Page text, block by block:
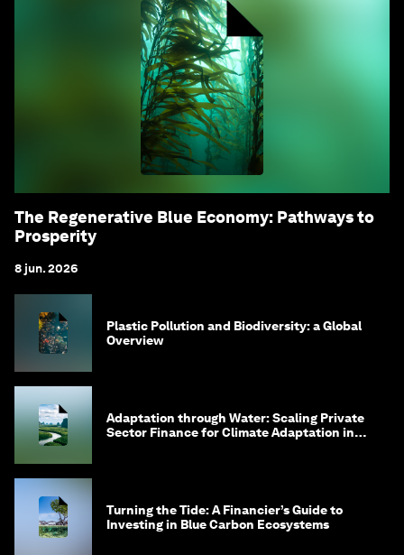
The Regenerative Blue Economy: Pathways to
Prosperity
8 jun. 2026
Plastic Pollution and Biodiversity: a Global
Overview
Adaptation through Water: Scaling Private
Sector Finance for Climate Adaptation in
Turning the Tide: A Financier’s Guide to
Investing in Blue Carbon Ecosystems